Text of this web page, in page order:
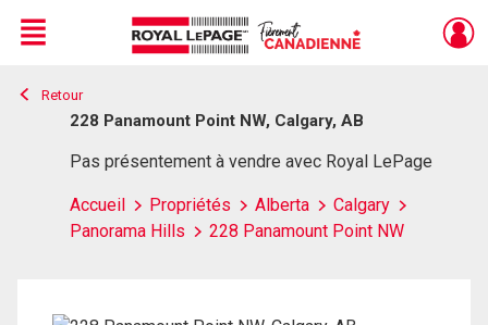
Live
En Direct
Menu
Retour
228 Panamount Point NW, Calgary, AB
Pas présentement à vendre avec Royal LePage
Accueil Propriétés Alberta
Calgary
Panorama Hills
228 Panamount Point NW